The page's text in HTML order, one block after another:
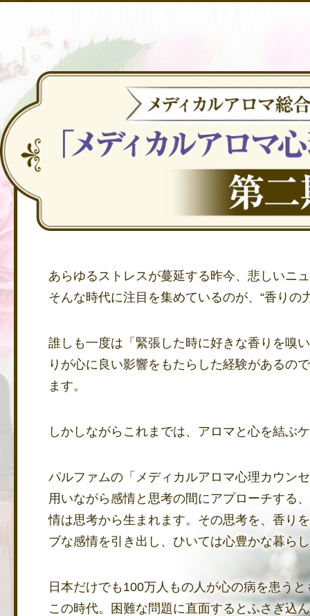
あらゆるストレスが蔓延する昨今、悲しいニ
そんな時代に注目を集めているのが、“香りの
誰しも一度は「緊張した時に好きな香りを嗅
りが心に良い影響をもたらした経験があるの
ます。
しかしながらこれまでは、アロマと心を結ぶ
パルファムの「メディカルアロマ心理カウン
用いながら感情と思考の間にアプローチする
情は思考から生まれます。その思考を、香り
ブな感情を引き出し、ひいては心豊かな暮ら
日本だけでも100万人もの人が心の病を患うと
この時代。困難な問題に直面するとふさぎ込